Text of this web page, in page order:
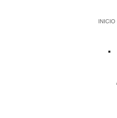
INICIO